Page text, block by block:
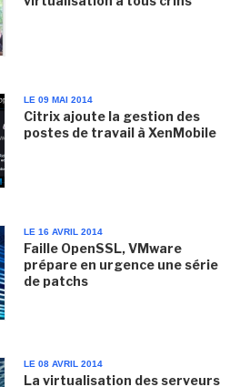
LE 09 MAI 2014
Citrix ajoute la gestion des
postes de travail à XenMobile
LE 16 AVRIL 2014
Faille OpenSSL, VMware
prépare en urgence une série
de patchs
LE 08 AVRIL 2014
La virtualisation des serveurs